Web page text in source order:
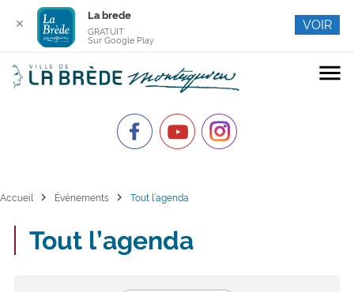
menu
Accueil chevron_right Événements chevron_right Tout l’agenda
Tout l’agenda
✕
La brede
GRATUIT
Sur Google Play
VOIR